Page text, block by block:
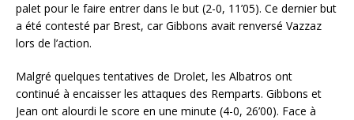
palet pour le faire entrer dans le but (2-0, 11’05). Ce dernier but
a été contesté par Brest, car Gibbons avait renversé Vazzaz
lors de l’action.
Malgré quelques tentatives de Drolet, les Albatros ont
continué à encaisser les attaques des Remparts. Gibbons et
Jean ont alourdi le score en une minute (4-0, 26’00). Face à